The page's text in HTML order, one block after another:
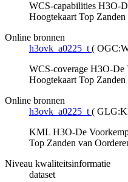
WCS-capabilities H3O-
Hoogtekaart Top
Online bronnen
h3ovk_a0225_t (
WCS-coverage H3O-De
Hoogtekaart Top
Online bronnen
h3ovk_a0225_t (
KML H3O-De
Top Zanden van
Niveau kwaliteitsinformatie
dataset